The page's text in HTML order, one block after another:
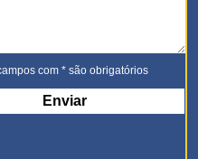
com * são obrigatórios